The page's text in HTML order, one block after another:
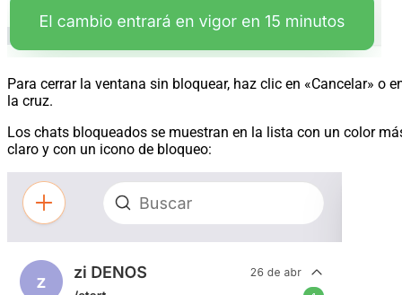
Para cerrar la ventana sin bloquear, haz clic en «Cancelar» o
la cruz.
Los chats bloqueados se muestran en la lista con un color
claro y con un icono de bloqueo: